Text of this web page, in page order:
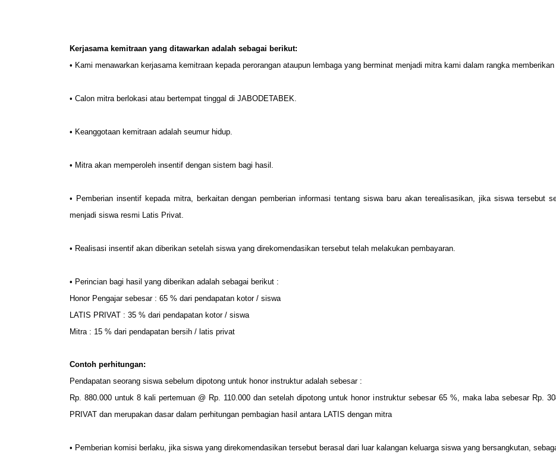
Kerjasama kemitraan yang ditawarkan adalah sebagai berikut:
• Kami menawarkan kerjasama kemitraan kepada perorangan ataupun lembaga yang berminat menjadi mitra kami dalam rangka
• Calon mitra berlokasi atau bertempat tinggal di JABODETABEK.
• Keanggotaan kemitraan adalah seumur hidup.
• Mitra akan memperoleh insentif dengan sistem bagi hasil.
• Pemberian insentif kepada mitra, berkaitan dengan pemberian informasi tentang siswa baru akan terealisasikan, jika siswa tersebut
menjadi siswa resmi Latis Privat.
• Realisasi insentif akan diberikan setelah siswa yang direkomendasikan tersebut telah melakukan pembayaran.
• Perincian bagi hasil yang diberikan adalah sebagai berikut :
Honor Pengajar sebesar : 65 % dari pendapatan kotor / siswa
LATIS PRIVAT : 35 % dari pendapatan kotor / siswa
Mitra : 15 % dari pendapatan bersih / latis privat
Contoh perhitungan:
Pendapatan seorang siswa sebelum dipotong untuk honor instruktur adalah sebesar :
Rp. 880.000 untuk 8 kali pertemuan @ Rp. 110.000 dan setelah dipotong untuk honor instruktur sebesar 65 %, maka laba sebesar Rp.
PRIVAT dan merupakan dasar dalam perhitungan pembagian hasil antara LATIS dengan mitra
• Pemberian komisi berlaku, jika siswa yang direkomendasikan tersebut berasal dari luar kalangan keluarga siswa yang bersangkutan,